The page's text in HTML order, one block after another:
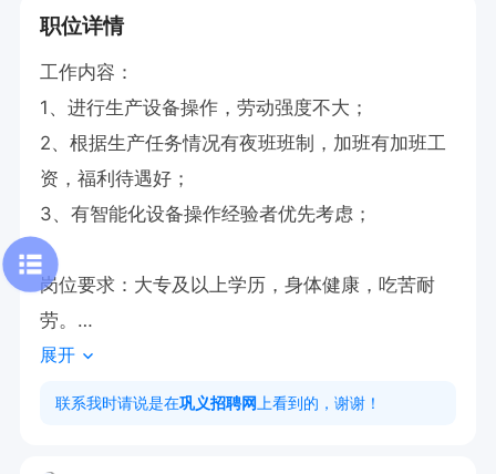
职位详情
工作内容：
1、进行生产设备操作，劳动强度不大；
2、根据生产任务情况有夜班班制，加班有加班工
资，福利待遇好；
3、有智能化设备操作经验者优先考虑；
岗位要求：大专及以上学历，身体健康，吃苦耐
劳。
工作时间：白班早上8点-晚上8点，夜班晚上8点-
展开
联系我时请说是在巩义招聘网 上看到的，谢谢！